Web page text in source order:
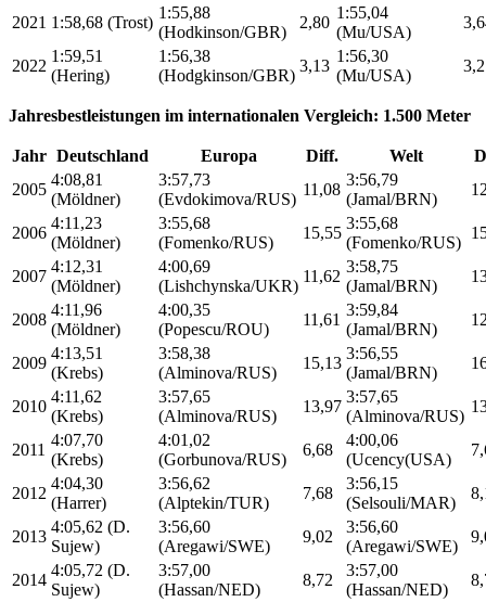
2021 1:58,68 (Trost)
1:55,88
(Hodkinson/GBR)
2,80
1:55,04
(Mu/USA)
2022
1:59,51
(Hering)
1:56,38
(Hodgkinson/GBR)
3,13
1:56,30
(Mu/USA)
Jahresbestleistungen im internationalen Vergleich: 1.500 Meter
Jahr Deutschland Europa Diff. Welt
2005
4:08,81
(Möldner)
3:57,73
(Evdokimova/RUS)
11,08
3:56,79
(Jamal/BRN)
2006
4:11,23
(Möldner)
3:55,68
(Fomenko/RUS)
15,55
3:55,68
(Fomenko/RUS)
2007
4:12,31
(Möldner)
4:00,69
(Lishchynska/UKR)
11,62
3:58,75
(Jamal/BRN)
2008
4:11,96
(Möldner)
4:00,35
(Popescu/ROU)
11,61
3:59,84
(Jamal/BRN)
2009
4:13,51
(Krebs)
3:58,38
(Alminova/RUS)
15,13
3:56,55
(Jamal/BRN)
2010
4:11,62
(Krebs)
3:57,65
(Alminova/RUS)
13,97
3:57,65
(Alminova/RUS)
2011
4:07,70
(Krebs)
4:01,02
(Gorbunova/RUS)
6,68
4:00,06
(Ucency(USA)
2012
4:04,30
(Harrer)
3:56,62
(Alptekin/TUR)
7,68
3:56,15
(Selsouli/MAR)
2013
4:05,62 (D.
Sujew)
3:56,60
(Aregawi/SWE)
9,02
3:56,60
(Aregawi/SWE)
2014
4:05,72 (D.
Sujew)
3:57,00
(Hassan/NED)
8,72
3:57,00
(Hassan/NED)